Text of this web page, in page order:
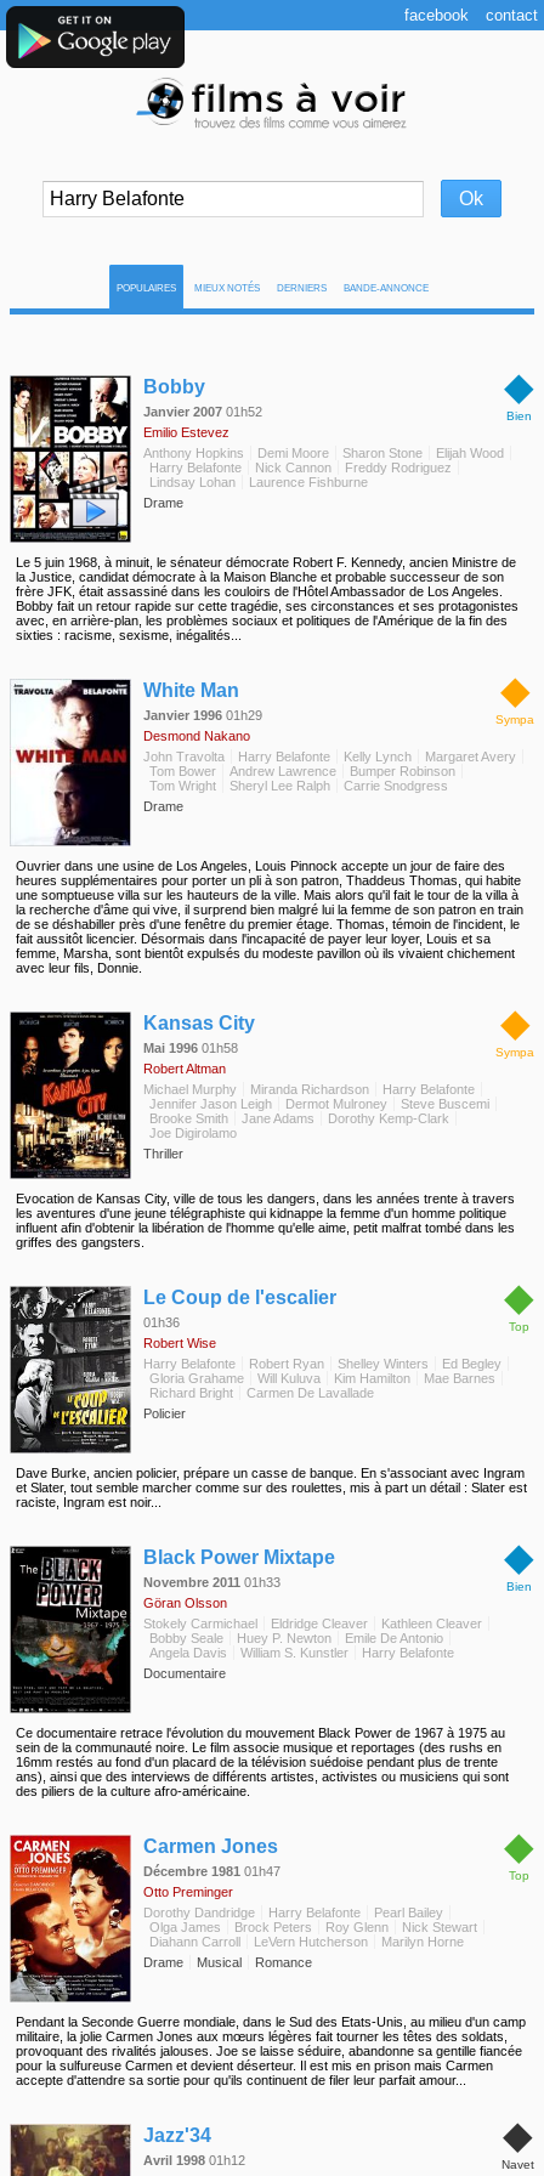
POPULAIRES MIEUX NOTÉS DERNIERS BANDE-ANNONCE
◆
Bien
Bobby
Janvier 2007 01h52
Emilio Estevez
Anthony Hopkins
Demi Moore Sharon Stone
Elijah Wood
Harry Belafonte
Nick Cannon
Freddy Rodriguez
Lindsay Lohan
Laurence Fishburne
Drame
Le 5 juin 1968, à minuit, le sénateur démocrate Robert F. Kennedy, ancien Ministre de
la Justice, candidat démocrate à la Maison Blanche et probable successeur de son
frère JFK, était assassiné dans les couloirs de l'Hôtel Ambassador de Los Angeles.
Bobby fait un retour rapide sur cette tragédie, ses circonstances et ses protagonistes
avec, en arrière-plan, les problèmes sociaux et politiques de l'Amérique de la fin des
sixties : racisme, sexisme, inégalités...
◆
Sympa
White Man
Janvier 1996 01h29
Desmond Nakano
John Travolta
Harry Belafonte Kelly Lynch
Margaret Avery
Tom Bower
Andrew Lawrence
Bumper Robinson
Tom Wright
Sheryl Lee Ralph
Carrie Snodgress
Drame
Ouvrier dans une usine de Los Angeles, Louis Pinnock accepte un jour de faire des
heures supplémentaires pour porter un pli à son patron, Thaddeus Thomas, qui habite
une somptueuse villa sur les hauteurs de la ville. Mais alors qu'il fait le tour de la villa à
la recherche d'âme qui vive, il surprend bien malgré lui la femme de son patron en train
de se déshabiller près d'une fenêtre du premier étage. Thomas, témoin de l'incident, le
fait aussitôt licencier. Désormais dans l'incapacité de payer leur loyer, Louis et sa
femme, Marsha, sont bientôt expulsés du modeste pavillon où ils vivaient chichement
avec leur fils, Donnie.
◆
Sympa
Kansas City
Mai 1996 01h58
Robert Altman
Michael Murphy
Miranda Richardson
Harry Belafonte
Jennifer Jason Leigh
Dermot Mulroney
Steve Buscemi
Brooke Smith
Jane Adams
Dorothy Kemp-Clark
Joe Digirolamo
Thriller
Evocation de Kansas City, ville de tous les dangers, dans les années trente à travers
les aventures d'une jeune télégraphiste qui kidnappe la femme d'un homme politique
influent afin d'obtenir la libération de l'homme qu'elle aime, petit malfrat tombé dans les
griffes des gangsters.
◆
Top
Le Coup de l'escalier
01h36
Robert Wise
Harry Belafonte
Robert Ryan Shelley Winters
Ed Begley
Gloria Grahame
Will Kuluva Kim Hamilton
Mae Barnes
Richard Bright
Carmen De Lavallade
Policier
Dave Burke, ancien policier, prépare un casse de banque. En s'associant avec Ingram
et Slater, tout semble marcher comme sur des roulettes, mis à part un détail : Slater est
raciste, Ingram est noir...
◆
Bien
Black Power Mixtape
Novembre 2011 01h33
Göran Olsson
Stokely Carmichael
Eldridge Cleaver
Kathleen Cleaver
Bobby Seale
Huey P. Newton
Emile De Antonio
Angela Davis
William S. Kunstler
Harry Belafonte
Documentaire
Ce documentaire retrace l'évolution du mouvement Black Power de 1967 à 1975 au
sein de la communauté noire. Le film associe musique et reportages (des rushs en
16mm restés au fond d'un placard de la télévision suédoise pendant plus de trente
ans), ainsi que des interviews de différents artistes, activistes ou musiciens qui sont
des piliers de la culture afro-américaine.
◆
Top
Carmen Jones
Décembre 1981 01h47
Otto Preminger
Dorothy Dandridge
Harry Belafonte
Pearl Bailey
Olga James
Brock Peters Roy Glenn
Nick Stewart
Diahann Carroll
LeVern Hutcherson
Marilyn Horne
Drame
Musical Romance
Pendant la Seconde Guerre mondiale, dans le Sud des Etats-Unis, au milieu d'un camp
militaire, la jolie Carmen Jones aux mœurs légères fait tourner les têtes des soldats,
provoquant des rivalités jalouses. Joe se laisse séduire, abandonne sa gentille fiancée
pour la sulfureuse Carmen et devient déserteur. Il est mis en prison mais Carmen
accepte d'attendre sa sortie pour qu'ils continuent de filer leur parfait amour...
◆
Navet
Jazz'34
Avril 1998 01h12
facebook contact